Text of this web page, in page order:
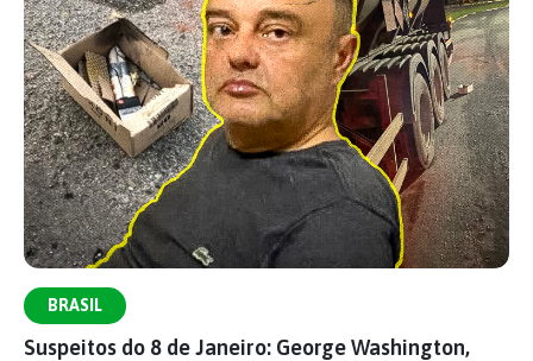
BRASIL
Suspeitos do 8 de Janeiro: George Washington,